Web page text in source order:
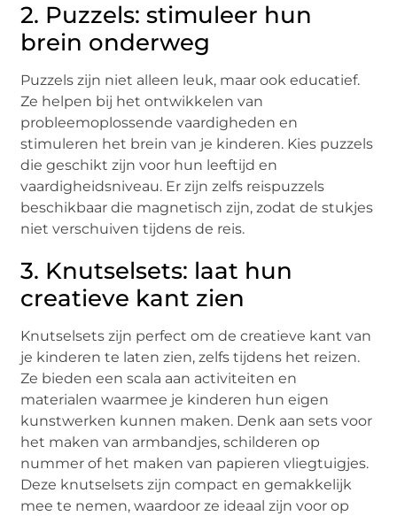
2. Puzzels: stimuleer hun
brein onderweg
Puzzels zijn niet alleen leuk, maar ook educatief.
Ze helpen bij het ontwikkelen van
probleemoplossende vaardigheden en
stimuleren het brein van je kinderen. Kies puzzels
die geschikt zijn voor hun leeftijd en
vaardigheidsniveau. Er zijn zelfs reispuzzels
beschikbaar die magnetisch zijn, zodat de stukjes
niet verschuiven tijdens de reis.
3. Knutselsets: laat hun
creatieve kant zien
Knutselsets zijn perfect om de creatieve kant van
je kinderen te laten zien, zelfs tijdens het reizen.
Ze bieden een scala aan activiteiten en
materialen waarmee je kinderen hun eigen
kunstwerken kunnen maken. Denk aan sets voor
het maken van armbandjes, schilderen op
nummer of het maken van papieren vliegtuigjes.
Deze knutselsets zijn compact en gemakkelijk
mee te nemen, waardoor ze ideaal zijn voor op